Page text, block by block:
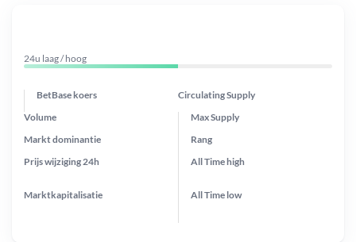
24u laag / hoog
BetBase koers Circulating Supply
Prijs wijziging 24h
Max Supply
Markt dominantie
Marktkapitalisatie
Volume
Rang
All Timehigh
All Time low